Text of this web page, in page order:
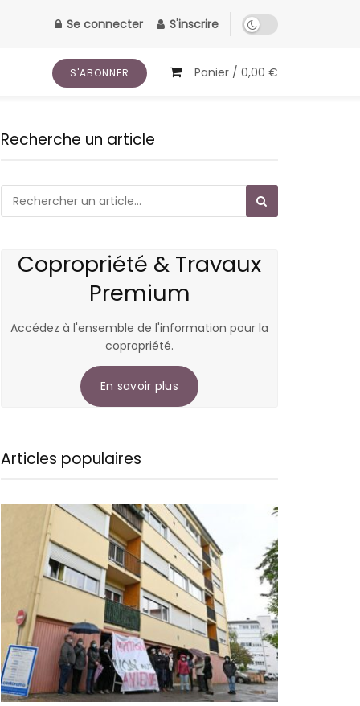
Se connecter S'inscrire
S'ABONNER Panier / 0,00 €
Recherche un article
Copropriété & Travaux
Premium
Accédez à l'ensemble de l'information pour la
copropriété.
En savoir plus
Articles populaires